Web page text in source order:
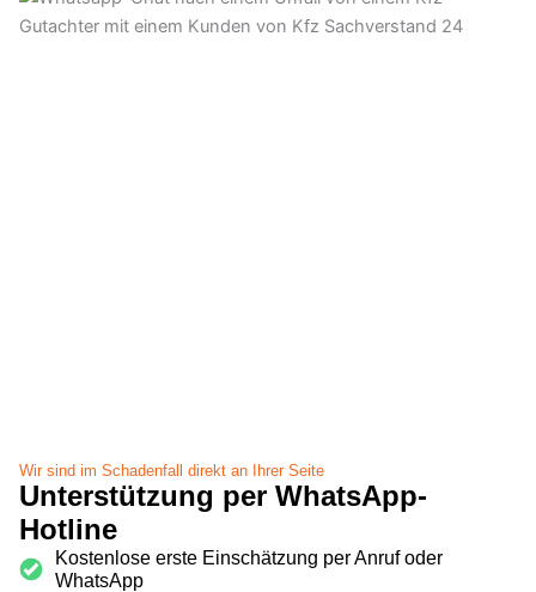
Wir sind im Schadenfall direkt an Ihrer Seite
Unterstützung per WhatsApp-
Hotline
Kostenlose erste Einschätzung per Anruf oder
WhatsApp